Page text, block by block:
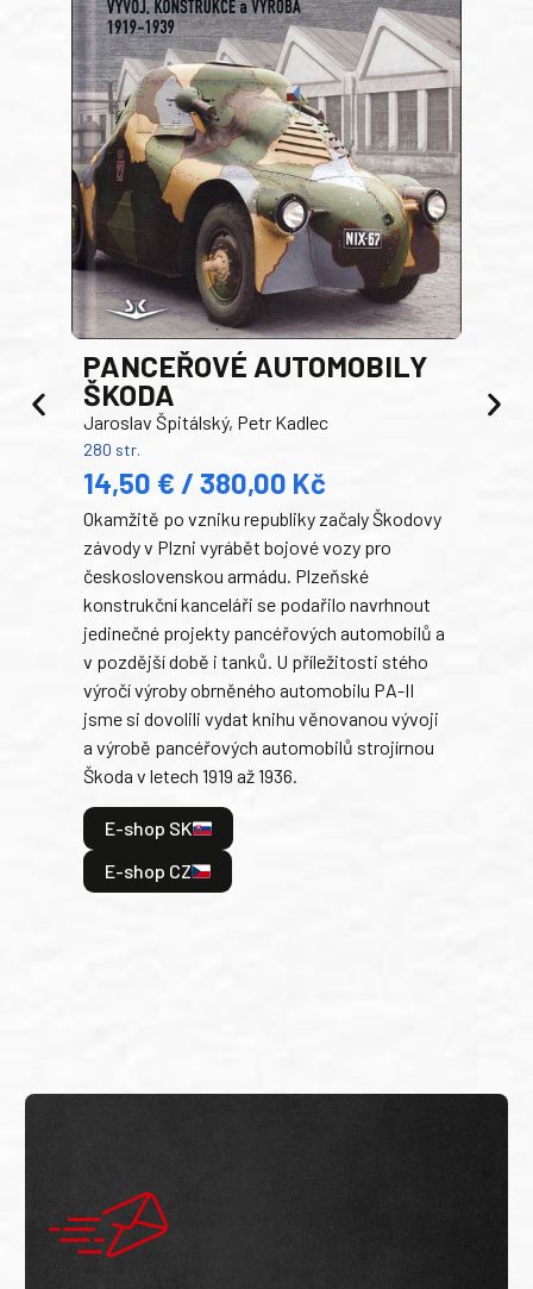
PANCEŘOVÉ AUTOMOBILY
ŠKODA
Jaroslav Špitálský, Petr Kadlec
280 str.
14,50 € / 380,00 Kč
Okamžitě po vzniku republiky začaly Škodovy
závody v Plzni vyrábět bojové vozy pro
československou armádu. Plzeňské
konstrukční kanceláři se podařilo navrhnout
jedinečné projekty pancéřových automobilů a
v pozdější době i tanků. U příležitosti stého
výročí výroby obrněného automobilu PA-II
jsme si dovolili vydat knihu věnovanou vývoji
a výrobě pancéřových automobilů strojírnou
Škoda v letech 1919 až 1936.
E-shop SK
E-shop CZ